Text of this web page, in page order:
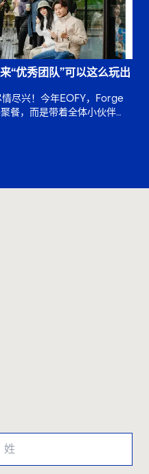
“优秀团队”可以这么玩出
尽兴！今年EOFY，Forge
餐，而是带着全体小伙伴